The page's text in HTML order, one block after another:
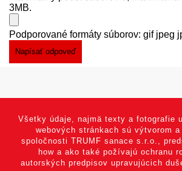
3MB.
Podporované formáty súborov: gif jpeg
Všetky údaje, najmä texty a fotografie
webových stránkach sú výtvorom
spoločnosti TRUMF sanace s.r.o.,
how a ako také požívajú ochranu
autorských predpisov upravujúcich